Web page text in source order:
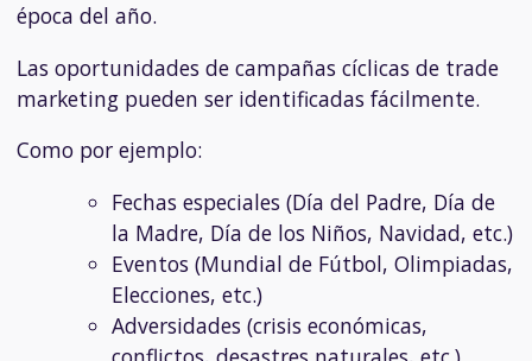
época del año.
Las oportunidades de campañas cíclicas de trade
marketing pueden ser identificadas fácilmente.
Como por ejemplo:
Fechas especiales (Día del Padre, Día de
la Madre, Día de los Niños, Navidad, etc.)
Eventos (Mundial de Fútbol, Olimpiadas,
Elecciones, etc.)
Adversidades (crisis económicas,